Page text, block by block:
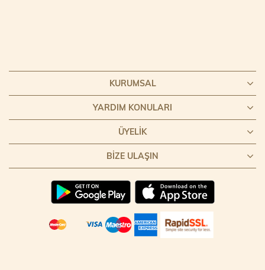
KURUMSAL
YARDIM KONULARI
ÜYELIK
BIZE ULAŞIN